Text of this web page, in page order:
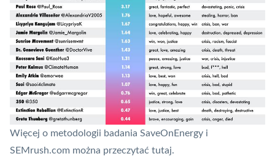
Więcej o metodologii badania SaveOnEnergy i
SEMrush.com można przeczytać tutaj.